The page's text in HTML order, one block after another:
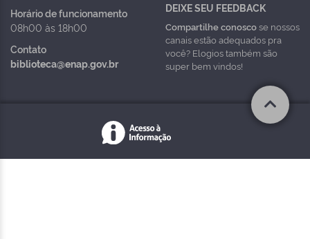
Horário de funcionamento
08h00 às 18h00
Contato
biblioteca@enap.gov.br
DEIXE SEU FEEDBACK
Compartilhe conoscose nossos
canais estão adequados pra
você? Elogios também são
super bem vindos!